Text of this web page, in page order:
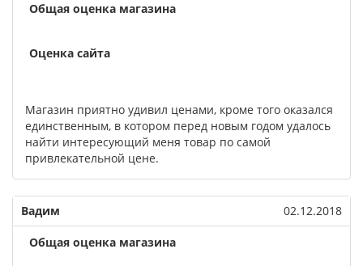
Общая оценка магазина
Оценка сайта
Магазин приятно удивил ценами, кроме того оказался
единственным, в котором перед новым годом удалось
найти интересующий меня товар по самой
привлекательной цене.
Вадим 02.12.2018
Общая оценка магазина